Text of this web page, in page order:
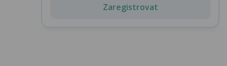
Zaregistrovat